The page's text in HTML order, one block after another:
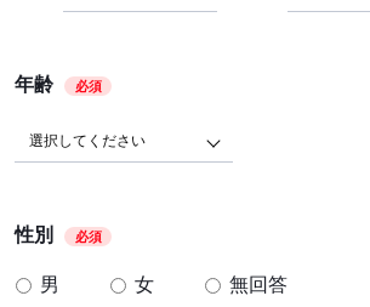
年齢 必須
選択してください
性別 必須
男 女 無回答